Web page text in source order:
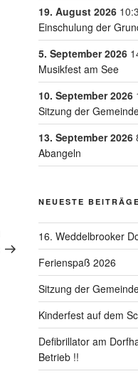
19. August 2026
Einschulung der
5. September 2026
Musikfest am See
10. September 2026
Sitzung der
13. September 2026
Abangeln
NEUESTE BEITRÄGE
16. Weddelbrooker
Ferienspaß 2026
Sitzung der
Kinderfest auf dem
Defibrillator am
Betrieb !!